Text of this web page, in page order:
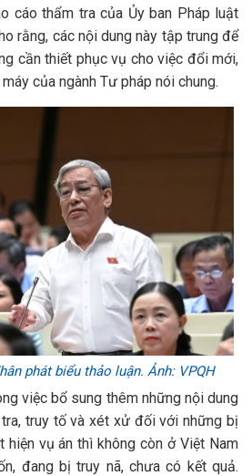
cáo thẩm tra của Ủy ban Pháp luật
rằng, các nội dung này tập trung để
cần thiết phục vụ cho việc đổi mới,
của ngành Tư pháp nói chung.
phát biểu thảo luận. Ảnh: VPQH
việc bổ sung thêm những nội dung
truy tố và xét xử đối với những bị
hiện vụ án thì không còn ở Việt Nam
đang bị truy nã, chưa có kết quả.